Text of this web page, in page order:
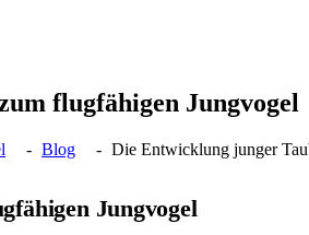
flugfähigen Jungvogel
Blog
Die Entwicklung junger
Jungvogel